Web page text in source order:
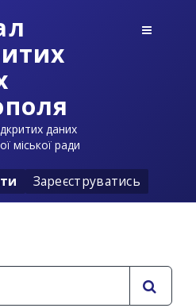
даних
міської ради
Зареєструватись